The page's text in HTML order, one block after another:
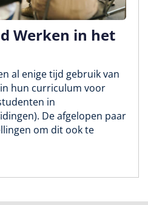
Werken in het
al enige tijd gebruik van
hun curriculum voor
in
De afgelopen paar
om dit ook te